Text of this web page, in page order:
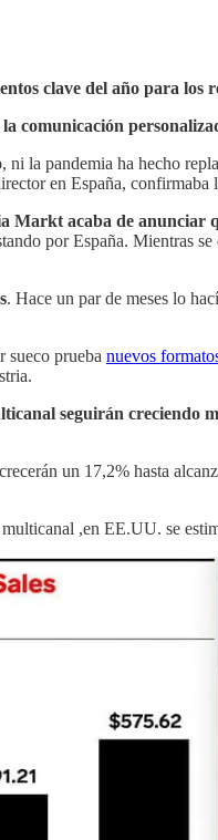
clave del año para los
comunicación
, ni la pandemia ha hecho
en España, confirmaba
Markt acaba de anunciar
por España. Mientras
. Hace un par de meses lo
sueco prueba nuevos
seguirán creciendo
un 17,2% hasta
,en EE.UU. se